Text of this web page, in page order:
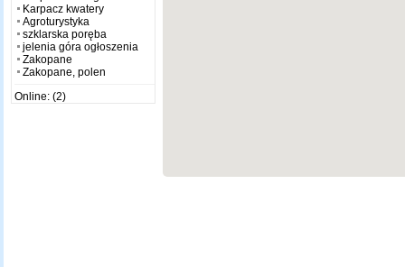
Karpacz kwatery
Agroturystyka
szklarska poręba
jelenia góra ogłoszenia
Zakopane
Zakopane, polen
Online: (2)